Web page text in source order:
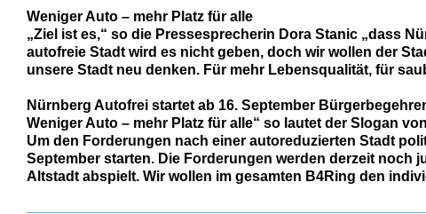
Weniger Auto – mehr Platz für alle
„Ziel ist es,“ so die Pressesprecherin Dora Stanic „dass
autofreie Stadt wird es nicht geben, doch wir wollen der
unsere Stadt neu denken. Für mehr Lebensqualität, für
Nürnberg Autofrei startet ab 16. September
Weniger Auto – mehr Platz für alle“ so lautet der Slogan
Um den Forderungen nach einer autoreduzierten Stadt
September starten. Die Forderungen werden derzeit noch
Altstadt abspielt. Wir wollen im gesamten B4Ring den